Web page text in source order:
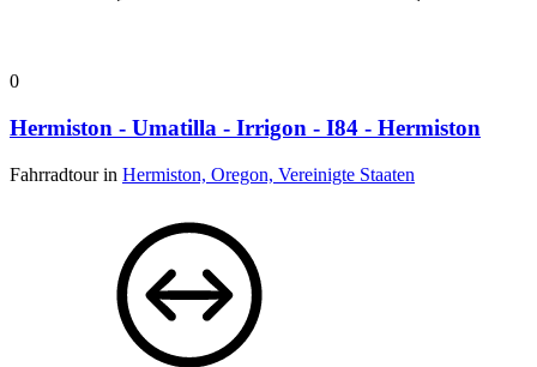
0
Hermiston - Umatilla - Irrigon - I84 - Hermiston
Fahrradtour in Hermiston, Oregon, Vereinigte Staaten